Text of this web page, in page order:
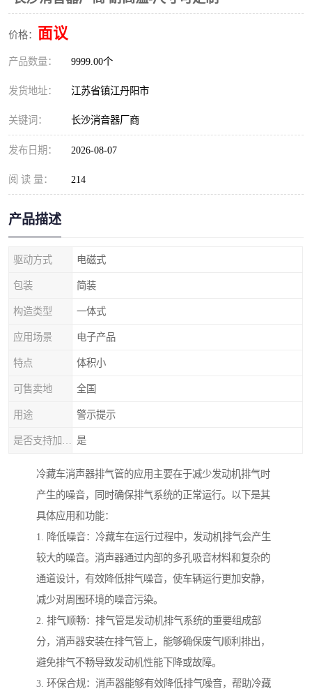
价格： 面议
产品数量： 9999.00个
发货地址： 江苏省镇江丹阳市
关键词： 长沙消音器厂商
发布日期： 2026-08-07
阅 读 量： 214
产品描述
驱动方式 电磁式
包装 简装
构造类型 一体式
应用场景 电子产品
特点 体积小
可售卖地 全国
用途 警示提示
是
冷藏车消声器排气管的应用主要在于减少发动机排气时
产生的噪音，同时确保排气系统的正常运行。以下是其
具体应用和功能：
1. 降低噪音：冷藏车在运行过程中，发动机排气会产生
较大的噪音。消声器通过内部的多孔吸音材料和复杂的
通道设计，有效降低排气噪音，使车辆运行更加安静，
减少对周围环境的噪音污染。
2. 排气顺畅：排气管是发动机排气系统的重要组成部
分，消声器安装在排气管上，能够确保废气顺利排出，
避免排气不畅导致发动机性能下降或故障。
3. 环保合规：消声器能够有效降低排气噪音，帮助冷藏